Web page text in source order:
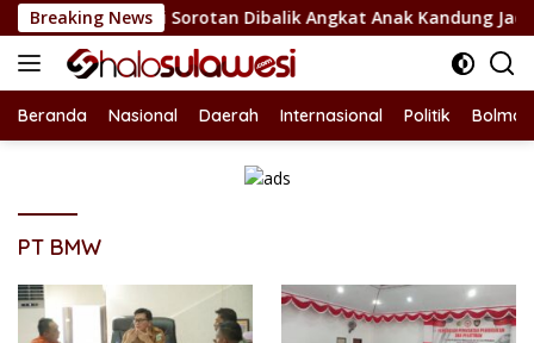
Langsung
ke
konten
Breaking News
Bolsel Jadi Sorotan Dibalik Angkat Anak Kandung Jadi Honor
Beranda Nasional Daerah Internasional Politik
PT BMW